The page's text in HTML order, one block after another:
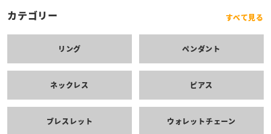
カテゴリー すべて見る
リング ペンダント
ネックレス ピアス
ブレスレット ウォレットチェーン